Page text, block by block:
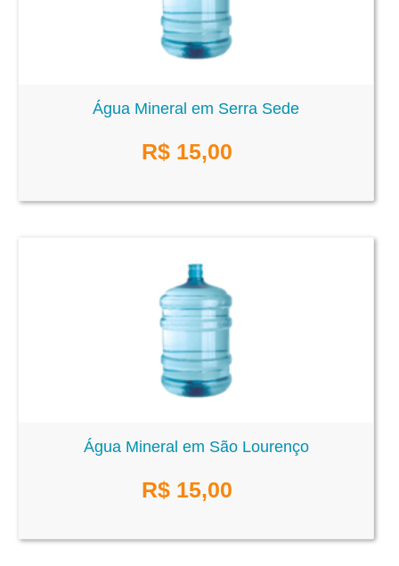
Água Mineral em Serra Sede
R$ 15,00
Água Mineral em São Lourenço
R$ 15,00